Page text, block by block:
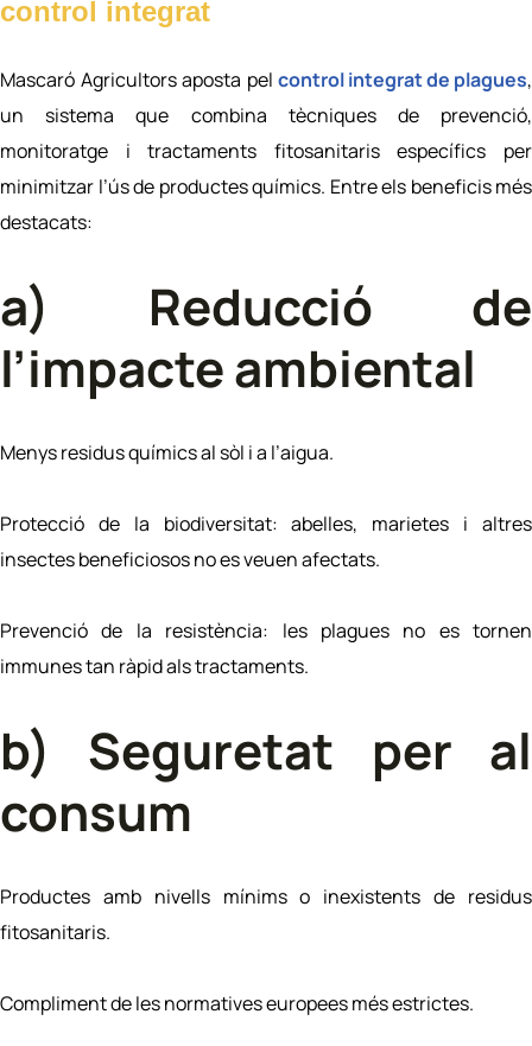
control integrat
Mascaró Agricultors aposta pel control integrat de plagues,
un sistema que combina tècniques de prevenció,
monitoratge i tractaments fitosanitaris específics per
minimitzar l’ús de productes químics. Entre els beneficis més
destacats:
a) Reducció de
l’impacte ambiental
Menys residus químics al sòl i a l’aigua.
Protecció de la biodiversitat: abelles, marietes i altres
insectes beneficiosos no es veuen afectats.
Prevenció de la resistència: les plagues no es tornen
immunes tan ràpid als tractaments.
b) Seguretat per al
consum
Productes amb nivells mínims o inexistents de residus
fitosanitaris.
Compliment de les normatives europees més estrictes.